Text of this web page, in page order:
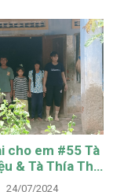
khó khăn trong
cho em #55 Tà
& Tà Thía Thị
Nguyên
24/07/2024